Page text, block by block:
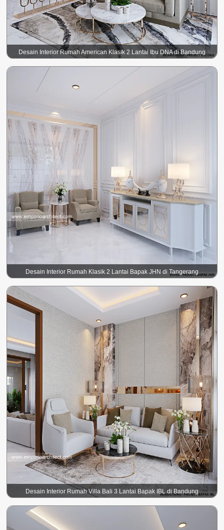
Desain Interior Rumah American Klasik 2 Lantai Ibu DNA di Bandung
Desain Interior Rumah Klasik 2 Lantai Bapak JHN di Tangerang
Desain Interior Rumah Villa Bali 3 Lantai Bapak IBL di Bandung